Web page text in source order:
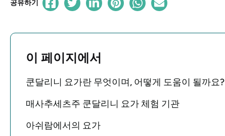
공유하기
이 페이지에서
쿤달리니 요가란 무엇이며, 어떻게 도움이 될까요?
매사추세츠주 쿤달리니 요가 체험 기관
아쉬람에서의 요가